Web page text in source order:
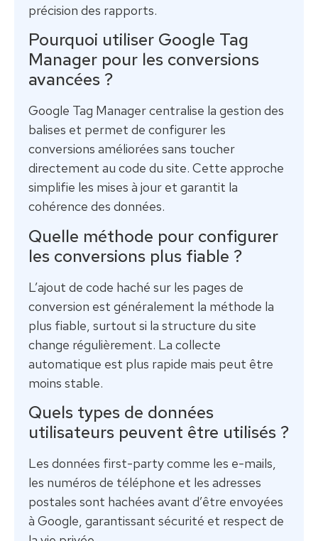
précision des rapports.
Pourquoi utiliser Google Tag
Manager pour les conversions
avancées ?
Google Tag Manager centralise la gestion des
balises et permet de configurer les
conversions améliorées sans toucher
directement au code du site. Cette approche
simplifie les mises à jour et garantit la
cohérence des données.
Quelle méthode pour configurer
les conversions plus fiable ?
L’ajout de code haché sur les pages de
conversion est généralement la méthode la
plus fiable, surtout si la structure du site
change régulièrement. La collecte
automatique est plus rapide mais peut être
moins stable.
Quels types de données
utilisateurs peuvent être utilisés ?
Les données first-party comme les e-mails,
les numéros de téléphone et les adresses
postales sont hachées avant d’être envoyées
à Google, garantissant sécurité et respect de